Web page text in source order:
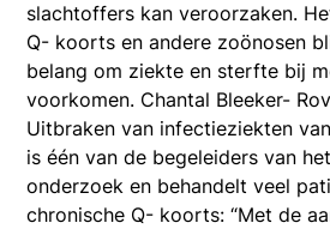
slachtoffers kan veroorzaken.
Q- koorts en andere zoönosen
belang om ziekte en sterfte bij
voorkomen. Chantal Bleeker-
Uitbraken van infectieziekten
is één van de begeleiders van
onderzoek en behandelt veel
chronische Q- koorts: “Met de